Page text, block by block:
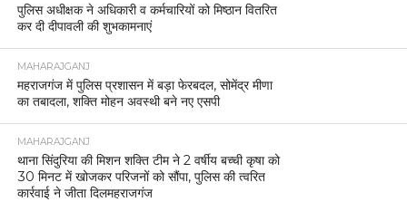
पुलिस अधीक्षक ने अधिकारी व कर्मचारियों को मिष्ठान वितरित
कर दी दीपावली की शुभकामनाएं
MAHARAJGANJ
महराजगंज में पुलिस प्रशासन में बड़ा फेरबदल, सोमेंद्र मीणा
का तबादला, शक्ति मोहन अवस्थी बने नए एसपी
MAHARAJGANJ
थाना सिंदुरिया की मिशन शक्ति टीम ने 2 वर्षीय बच्ची कृषा को
30 मिनट में खोजकर परिजनों को सौंपा, पुलिस की त्वरित
कार्रवाई ने जीता दिलमहराजगंज